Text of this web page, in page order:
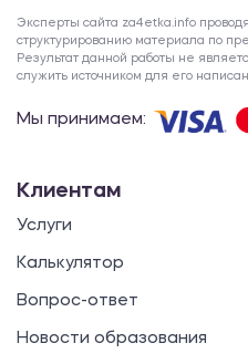
Эксперты сайта za4etka.info
структурированию материала по
Результат данной работы не
служить источником для его
Мы принимаем:
Клиентам
Услуги
Калькулятор
Вопрос-ответ
Новости образования